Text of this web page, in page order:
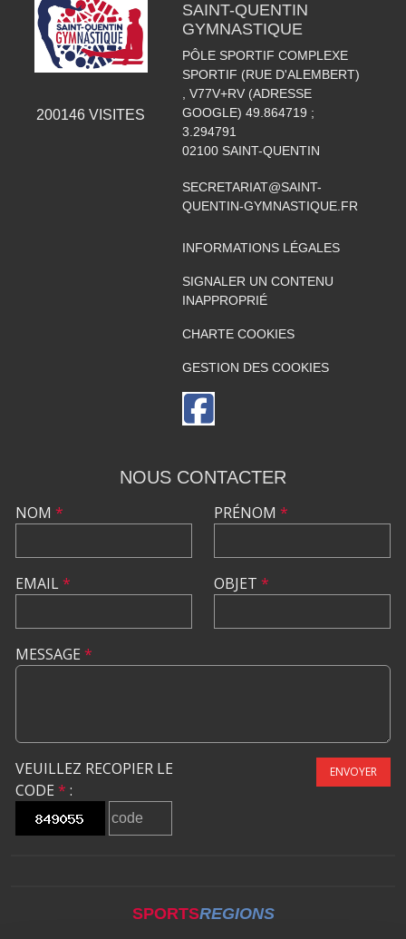
200146 VISITES
SAINT-QUENTIN
GYMNASTIQUE
PÔLE SPORTIF COMPLEXE
SPORTIF (RUE D'ALEMBERT)
, V77V+RV (ADRESSE
GOOGLE) 49.864719 ;
3.294791
02100 SAINT-QUENTIN
SECRETARIAT@SAINT-
QUENTIN-GYMNASTIQUE.FR
INFORMATIONS LÉGALES
SIGNALER UN CONTENU
INAPPROPRIÉ
CHARTE COOKIES
GESTION DES COOKIES
NOUS CONTACTER
NOM *
EMAIL*
PRÉNOM *
OBJET *
MESSAGE *
VEUILLEZ RECOPIER LE
CODE * :
ENVOYER
SPORTSREGIONS